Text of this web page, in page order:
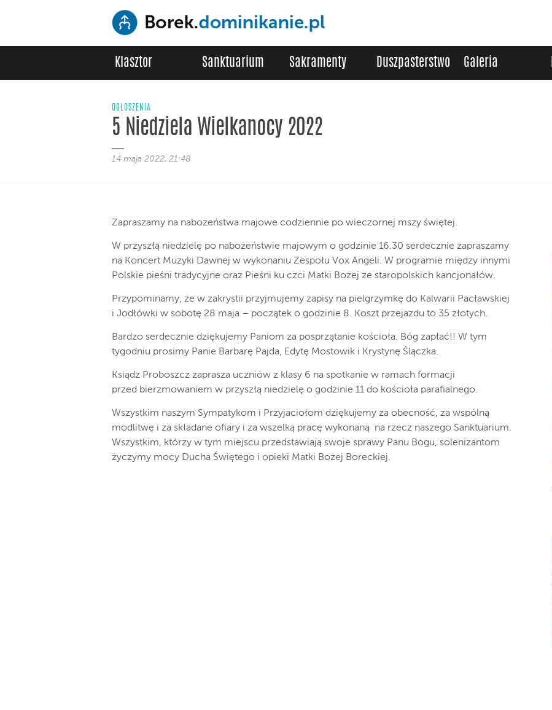
Klasztor Sanktuarium Sakramenty Duszpasterstwo Galeria
OGŁOSZENIA
5 Niedziela Wielkanocy 2022
14 maja 2022, 21:48
Zapraszamy na nabożeństwa majowe codziennie po wieczornej mszy świętej.
W przyszłą niedzielę po nabożeństwie majowym o godzinie 16.30 serdecznie zapraszamy
na Koncert Muzyki Dawnej w wykonaniu Zespołu Vox Angeli. W programie między innymi
Polskie pieśni tradycyjne oraz Pieśni ku czci Matki Bożej ze staropolskich kancjonałów.
Przypominamy, że w zakrystii przyjmujemy zapisy na pielgrzymkę do Kalwarii Pacławskiej
i Jodłówki w sobotę 28 maja – początek o godzinie 8. Koszt przejazdu to 35 złotych.
Bardzo serdecznie dziękujemy Paniom za posprzątanie kościoła. Bóg zapłać!! W tym
tygodniu prosimy Panie Barbarę Pajda, Edytę Mostowik i Krystynę Ślączka.
Ksiądz Proboszcz zaprasza uczniów z klasy 6 na spotkanie w ramach formacji
przed bierzmowaniem w przyszłą niedzielę o godzinie 11 do kościoła parafialnego.
Wszystkim naszym Sympatykom i Przyjaciołom dziękujemy za obecność, za wspólną
modlitwę i za składane ofiary i za wszelką pracę wykonaną na rzecz naszego Sanktuarium.
Wszystkim, którzy w tym miejscu przedstawiają swoje sprawy Panu Bogu, solenizantom
życzymy mocy Ducha Świętego i opieki Matki Bożej Boreckiej.